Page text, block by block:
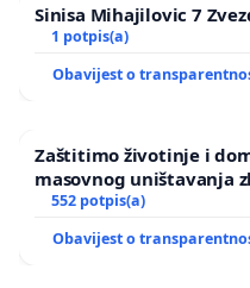
Sinisa Mihajilovic 7
1 potpis(a)
Obavijest o
Zaštitimo životinje i
masovnog uništavanja
552 potpis(a)
Obavijest o